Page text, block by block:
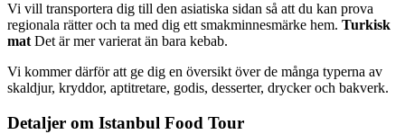
Vi vill transportera dig till den asiatiska sidan så att du kan prova
regionala rätter och ta med dig ett smakminnesmärke hem. Turkisk
mat Det är mer varierat än bara kebab.
Vi kommer därför att ge dig en översikt över de många typerna av
skaldjur, kryddor, aptitretare, godis, desserter, drycker och bakverk.
Detaljer om Istanbul Food Tour